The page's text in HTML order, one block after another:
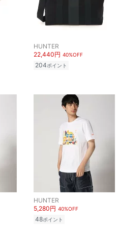
HUNTER
22,440円 40%OFF
204ポイント
HUNTER
5,280円 40%OFF
48ポイント